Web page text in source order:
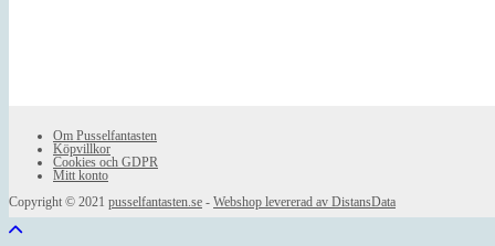
Om Pusselfantasten
Köpvillkor
Cookies och GDPR
Mitt konto
Copyright © 2021 pusselfantasten.se - Webshop levererad av DistansData